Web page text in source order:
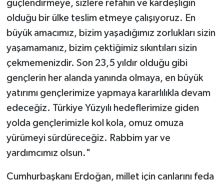
güçlendirmeye, sizlere refahın ve kardeşliğin
olduğu bir ülke teslim etmeye çalışıyoruz. En
büyük amacımız, bizim yaşadığımız zorlukları sizin
yaşamamanız, bizim çektiğimiz sıkıntıları sizin
çekmemenizdir. Son 23,5 yıldır olduğu gibi
gençlerin her alanda yanında olmaya, en büyük
yatırımı gençlerimize yapmaya kararlılıkla devam
edeceğiz. Türkiye Yüzyılı hedeflerimize giden
yolda gençlerimizle kol kola, omuz omuza
yürümeyi sürdüreceğiz. Rabbim yar ve
yardımcımız olsun."
Cumhurbaşkanı Erdoğan, millet için canlarını feda